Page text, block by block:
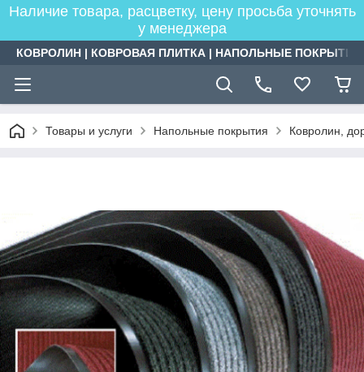
Наличие товара, расцветку, цену просьба уточнять
у менеджера
КОВРОЛИН | КОВРОВАЯ ПЛИТКА | НАПОЛЬНЫЕ
Товары и услуги Напольные покрытия Ковролин,